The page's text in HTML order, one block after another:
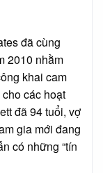
đã cùng
2010 nhằm
khai cam
các hoạt
đã 94 tuổi, vợ
gia mới đang
có những “tín